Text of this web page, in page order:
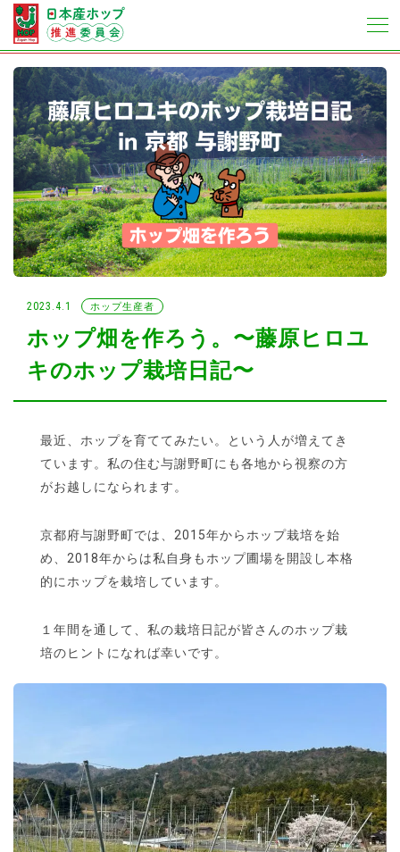
2023.4.1 ホップ生産者
ホップ畑を作ろう。〜藤原ヒロユ
キのホップ栽培日記〜
最近、ホップを育ててみたい。という人が増えてき
ています。私の住む与謝野町にも各地から視察の方
がお越しになられます。
京都府与謝野町では、2015年からホップ栽培を始
め、2018年からは私自身もホップ圃場を開設し本格
的にホップを栽培しています。
１年間を通して、私の栽培日記が皆さんのホップ栽
培のヒントになれば幸いです。